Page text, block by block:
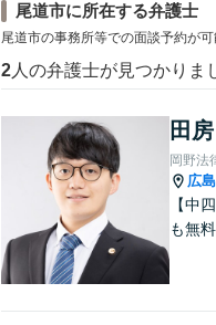
尾道市に所在する弁護士
尾道市の事務所等での面談予約が可
2 人の弁護士が見つかりま
田
岡野法
広
【中
も無